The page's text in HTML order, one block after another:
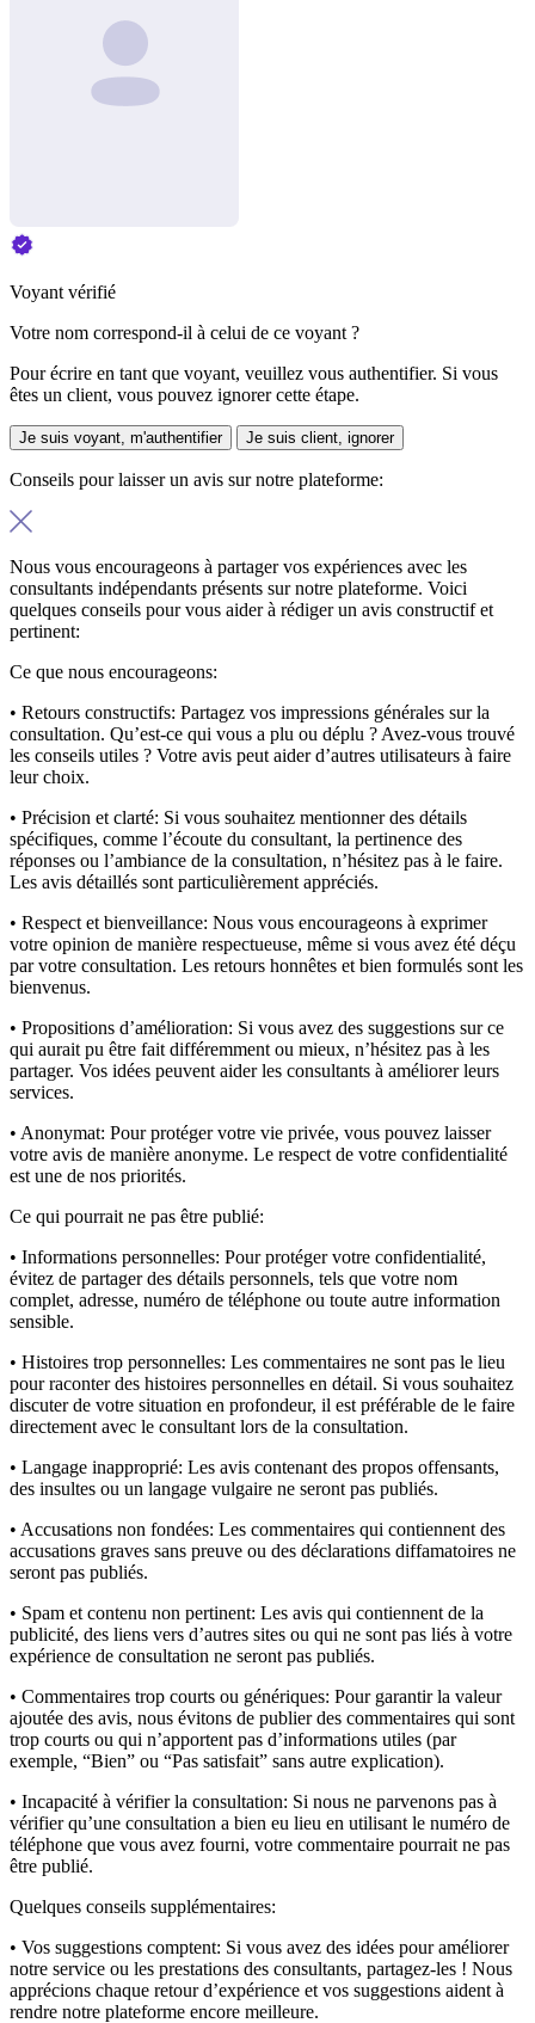
Voyant vérifié
Votre nom correspond-il à celui de ce voyant ?
Pour écrire en tant que voyant, veuillez vous authentifier. Si vous
êtes un client, vous pouvez ignorer cette étape.
Je suis voyant, m'authentifier Je suis client, ignorer
Conseils pour laisser un avis sur notre plateforme:
Nous vous encourageons à partager vos expériences avec les
consultants indépendants présents sur notre plateforme. Voici
quelques conseils pour vous aider à rédiger un avis constructif et
pertinent:
Ce que nous encourageons:
• Retours constructifs: Partagez vos impressions générales sur la
consultation. Qu’est-ce qui vous a plu ou déplu ? Avez-vous trouvé
les conseils utiles ? Votre avis peut aider d’autres utilisateurs à faire
leur choix.
• Précision et clarté: Si vous souhaitez mentionner des détails
spécifiques, comme l’écoute du consultant, la pertinence des
réponses ou l’ambiance de la consultation, n’hésitez pas à le faire.
Les avis détaillés sont particulièrement appréciés.
• Respect et bienveillance: Nous vous encourageons à exprimer
votre opinion de manière respectueuse, même si vous avez été déçu
par votre consultation. Les retours honnêtes et bien formulés sont les
bienvenus.
• Propositions d’amélioration: Si vous avez des suggestions sur ce
qui aurait pu être fait différemment ou mieux, n’hésitez pas à les
partager. Vos idées peuvent aider les consultants à améliorer leurs
services.
• Anonymat: Pour protéger votre vie privée, vous pouvez laisser
votre avis de manière anonyme. Le respect de votre confidentialité
est une de nos priorités.
Ce qui pourrait ne pas être publié:
• Informations personnelles: Pour protéger votre confidentialité,
évitez de partager des détails personnels, tels que votre nom
complet, adresse, numéro de téléphone ou toute autre information
sensible.
• Histoires trop personnelles: Les commentaires ne sont pas le lieu
pour raconter des histoires personnelles en détail. Si vous souhaitez
discuter de votre situation en profondeur, il est préférable de le faire
directement avec le consultant lors de la consultation.
• Langage inapproprié: Les avis contenant des propos offensants,
des insultes ou un langage vulgaire ne seront pas publiés.
• Accusations non fondées: Les commentaires qui contiennent des
accusations graves sans preuve ou des déclarations diffamatoires ne
seront pas publiés.
• Spam et contenu non pertinent: Les avis qui contiennent de la
publicité, des liens vers d’autres sites ou qui ne sont pas liés à votre
expérience de consultation ne seront pas publiés.
• Commentaires trop courts ou génériques: Pour garantir la valeur
ajoutée des avis, nous évitons de publier des commentaires qui sont
trop courts ou qui n’apportent pas d’informations utiles (par
exemple, “Bien” ou “Pas satisfait” sans autre explication).
• Incapacité à vérifier la consultation: Si nous ne parvenons pas à
vérifier qu’une consultation a bien eu lieu en utilisant le numéro de
téléphone que vous avez fourni, votre commentaire pourrait ne pas
être publié.
Quelques conseils supplémentaires:
• Vos suggestions comptent: Si vous avez des idées pour améliorer
notre service ou les prestations des consultants, partagez-les ! Nous
apprécions chaque retour d’expérience et vos suggestions aident à
rendre notre plateforme encore meilleure.